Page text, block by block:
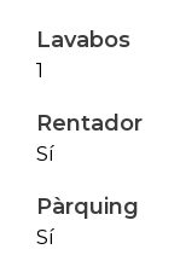
Lavabos
1
Rentador
Sí
Pàrquing
Sí